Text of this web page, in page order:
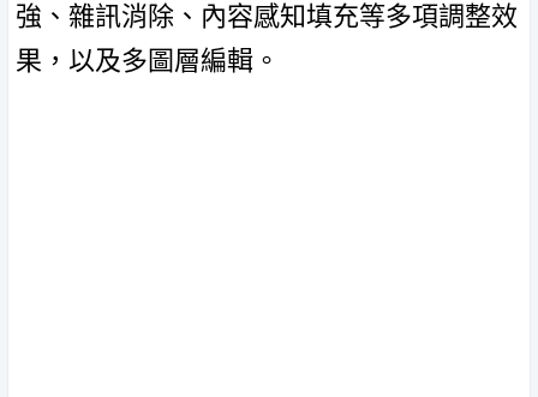
強、雜訊消除、內容感知填充等多項調整效
果，以及多圖層編輯。